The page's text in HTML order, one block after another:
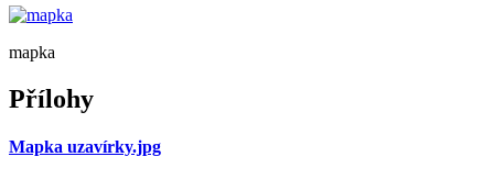
mapka
Přílohy
Mapka uzavírky.jpg